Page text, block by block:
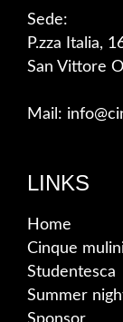
Sede:
P.zza Italia,
San Vittore
Mail:
LINKS
Home
Cinque
Studentesca
Summer